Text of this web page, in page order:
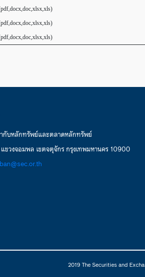
กับหลักทรัพย์และตลาดหลักทรัพย์
วงจอมพล เขตจตุจักร กรุงเทพมหานคร 10900
2019 The Securities and